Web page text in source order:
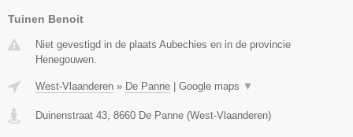
Tuinen Benoit
Niet gevestigd in de plaats Aubechies en in de provincie
Henegouwen.
West-Vlaanderen » De Panne | Google maps ▼
Duinenstraat 43 8660 De Panne (West-Vlaanderen)